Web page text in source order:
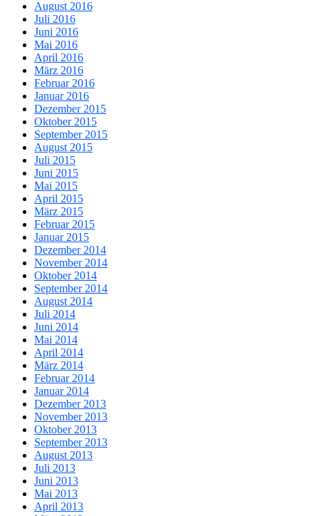
August 2016
Juli 2016
Juni 2016
Mai 2016
April 2016
März 2016
Februar 2016
Januar 2016
Dezember 2015
Oktober 2015
September 2015
August 2015
Juli 2015
Juni 2015
Mai 2015
April 2015
März 2015
Februar 2015
Januar 2015
Dezember 2014
November 2014
Oktober 2014
September 2014
August 2014
Juli 2014
Juni 2014
Mai 2014
April 2014
März 2014
Februar 2014
Januar 2014
Dezember 2013
November 2013
Oktober 2013
September 2013
August 2013
Juli 2013
Juni 2013
Mai 2013
April 2013